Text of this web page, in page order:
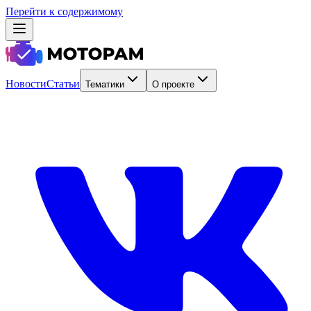
Перейти к содержимому
НовостиСтатьи Тематики О проекте